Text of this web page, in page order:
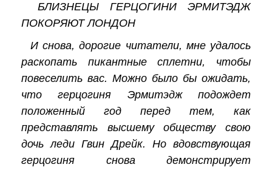
БЛИЗНЕЦЫ ГЕРЦОГИНИ ЭРМИТЭДЖ
ПОКОРЯЮТ ЛОНДОН
И снова, дорогие читатели, мне удалось
раскопать пикантные сплетни, чтобы
повеселить вас. Можно было бы ожидать,
что герцогиня Эрмитэдж подождет
положенный год перед тем, как
представлять высшему обществу свою
дочь леди Гвин Дрейк. Но вдовствующая
герцогиня снова демонстрирует